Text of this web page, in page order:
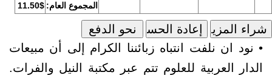
المجموع العام: 11.50$
• نود ان نلفت انتباه زبائننا الكرام إلى أن مبيعات
الدار العربية للعلوم تتم عبر مكتبة النيل والفرات.